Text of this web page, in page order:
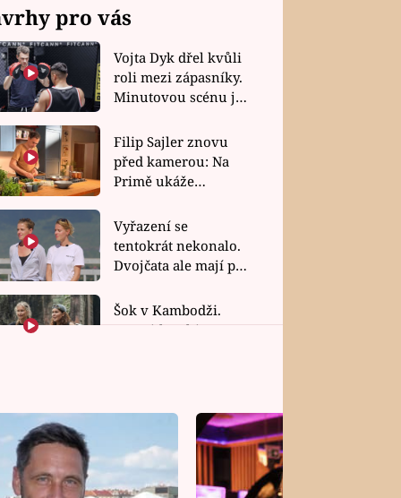
pro vás
Vojta Dyk dřel kvůli
roli mezi zápasníky.
Minutovou scénu jel
Filip Sajler znovu
před kamerou: Na
Primě ukáže
rychlé recepty
Vyřazení se
tentokrát nekonalo.
Dvojčata ale mají po
závodu nůž na krku
Šok v Kambodži.
Favoritky Chicas